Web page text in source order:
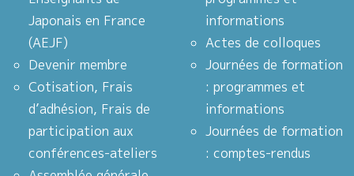
Japonais en France
(AEJF)
Devenir membre
Cotisation, Frais
d’adhésion, Frais de
participation aux
conférences-ateliers
informations
Actes de colloques
Journées de formation
: programmes et
informations
Journées de formation
: comptes-rendus